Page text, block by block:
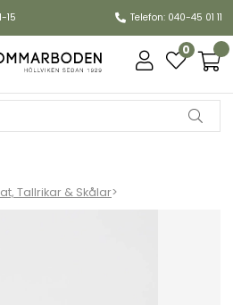
15 Telefon: 040-45 01 11
0
Tallrikar & Skålar>